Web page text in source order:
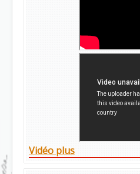
Vidéo plus